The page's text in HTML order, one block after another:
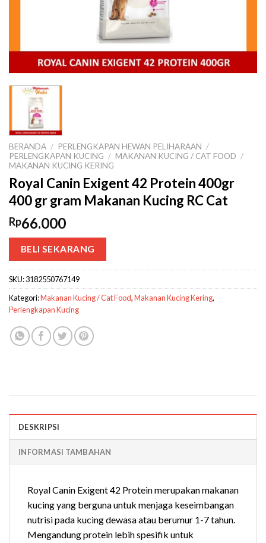
BERANDA / PERLENGKAPAN HEWAN PELIHARAAN /
PERLENGKAPAN KUCING / MAKANAN KUCING / CAT FOOD /
MAKANAN KUCING KERING
Royal Canin Exigent 42 Protein 400gr
400 gr gram Makanan Kucing RC Cat
Rp66.000
BELI SEKARANG
SKU:3182550767149
Kategori:Makanan Kucing / Cat Food,Makanan Kucing Kering,
Perlengkapan Kucing
DESKRIPSI
INFORMASI TAMBAHAN
Royal Canin Exigent 42 Protein merupakan makanan
kucing yang berguna untuk menjaga keseimbangan
nutrisi pada kucing dewasa atau berumur 1-7 tahun.
Mengandung protein lebih spesifik untuk